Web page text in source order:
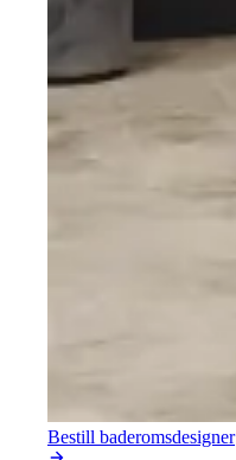
Bestill baderomsdesigner